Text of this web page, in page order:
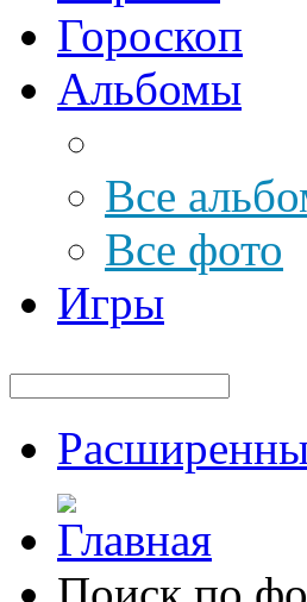
Гороскоп
Альбомы
Все
Все фото
Игры